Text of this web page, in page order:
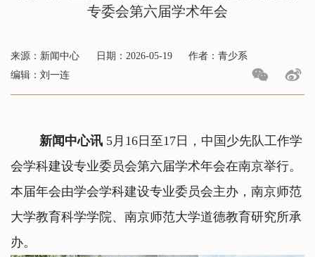
专委会第六届学术年会
来源：新闻中心 日期：2026-05-19
作者：青少系
编辑：刘一连
新闻中心讯 5月16日至17日，中国少先队工作学
会学科建设专业委员会第六届学术年会在南京举行。
本届年会由学会学科建设专业委员会主办，南京师范
大学教育科学学院、南京师范大学道德教育研究所承
办。